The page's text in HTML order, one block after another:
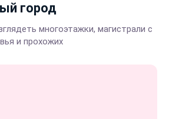
город
многоэтажки, магистрали с
и прохожих